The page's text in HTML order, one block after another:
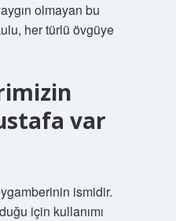
olmayan bu
her türlü övgüye
var
ismidir.
için kullanımı